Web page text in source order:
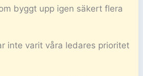
byggt upp igen säkert flera
inte varit våra ledares prioritet